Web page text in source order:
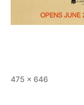
Tamaño
475 × 646